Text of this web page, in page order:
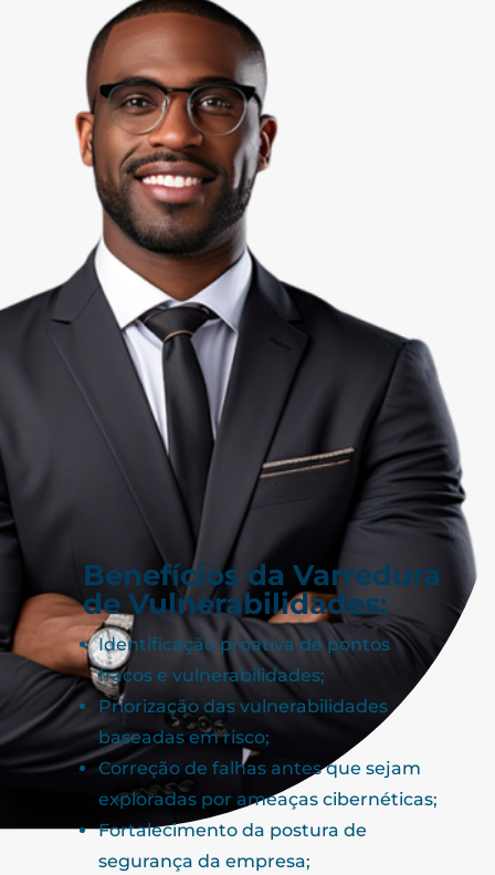
Benefícios da Varredura
de Vulnerabilidades:
Identificação proativa de pontos
fracos e vulnerabilidades;
Priorização das vulnerabilidades
baseadas em risco;
Correção de falhas antes que sejam
exploradas por ameaças cibernéticas;
Fortalecimento da postura de
segurança da empresa;